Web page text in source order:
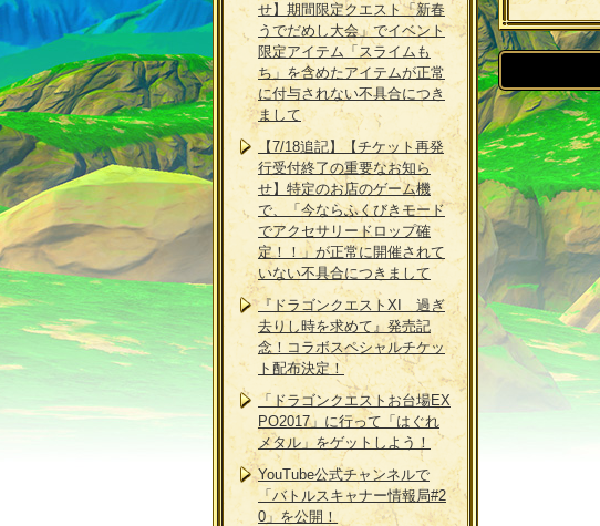
せ】期間限定クエスト「新春
うでだめし大会」でイベント
限定アイテム「スライムも
ち」を含めたアイテムが正常
に付与されない不具合につき
まして
【7/18追記】【チケット再発
行受付終了の重要なお知ら
せ】特定のお店のゲーム機
で、「今ならふくびきモード
でアクセサリードロップ確
定！！」が正常に開催されて
いない不具合につきまして
『ドラゴンクエストXI 過ぎ
去りし時を求めて』発売記
念！コラボスペシャルチケッ
ト配布決定！
「ドラゴンクエストお台場EX
PO2017」に行って「はぐれ
メタル」をゲットしよう！
YouTube公式チャンネルで
「バトルスキャナー情報局#2
0」を公開！